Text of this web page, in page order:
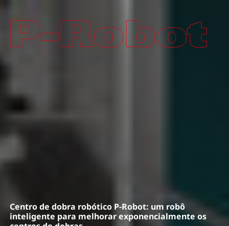
Centro de dobra robótico P-Robot: um robô
inteligente para melhorar exponencialmente os